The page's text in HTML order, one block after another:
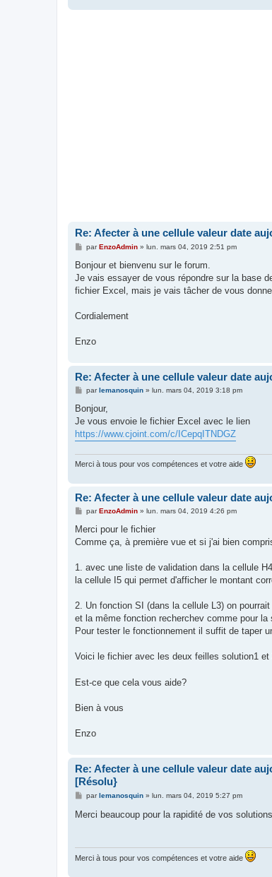
Re: Afecter à une cellule valeur date
M
s
a
g
parEnzoAdmin» lun. mars 04, 2019 2:51 pm
Bonjour et bienvenu sur le forum.
Je vais essayer de vous répondre sur la base
fichier Excel, mais je vais tâcher de vous
Cordialement
Enzo
Re: Afecter à une cellule valeur date
M
s
a
g
e
parlemanosquin» lun. mars 04, 2019 3:18 pm
Bonjour,
Je vous envoie le fichier Excel avec le lien
https://www.cjoint.com/c/ICepqITNDGZ
Merci à tous pour vos compétences et votre aide
Re: Afecter à une cellule valeur date
M
s
a
par EnzoAdmin» lun. mars 04, 2019 4:26 pm
Merci pour le fichier
Comme ça, à première vue et si j'ai bien
1. avec une liste de validation dans la cellule
la cellule I5 qui permet d'afficher le montant
2. Un fonction SI (dans la cellule L3) on
et la même fonction recherchev comme pour
Pour tester le fonctionnement il suffit de taper
Voici le fichier avec les deux feilles solution1 et
Est-ce que cela vous aide?
Bien à vous
Enzo
Re: Afecter à une cellule valeur date
[Résolu}
M
s
s
parlemanosquin» lun. mars 04, 2019 5:27 pm
Merci beaucoup pour la rapidité de vos
Merci à tous pour vos compétences et votre aide